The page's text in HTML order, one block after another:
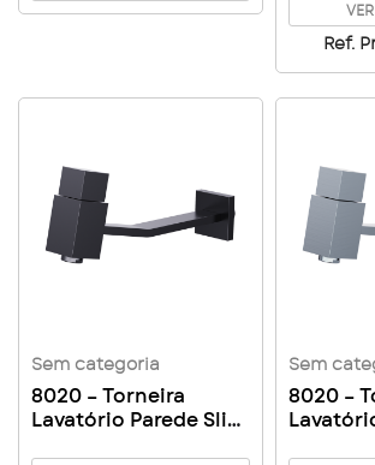
Ref.
Sem categoria
8020 – Torneira
Lavatório Parede Slim
Sem
8020 –